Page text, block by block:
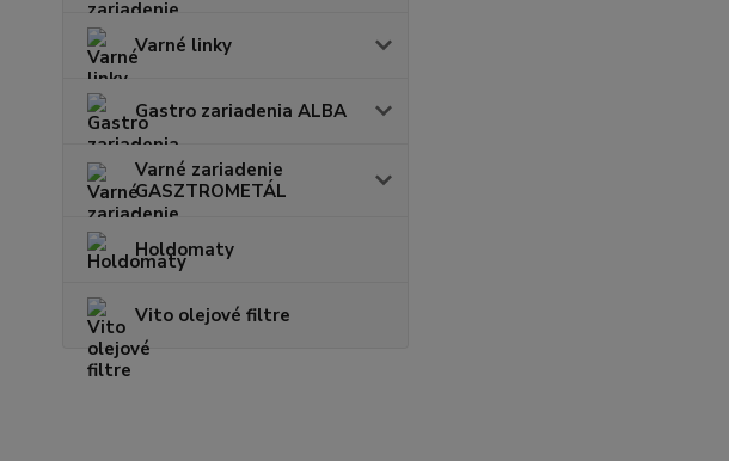
Varné linky
Gastro zariadenia ALBA
Varné zariadenie
GASZTROMETÁL
Holdomaty
Vito olejové filtre